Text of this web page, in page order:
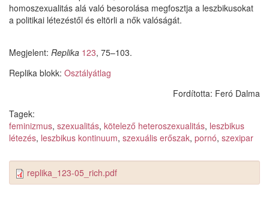
homoszexualitás alá való besorolása megfosztja a leszbikusokat
a politikai létezéstől és eltörli a nők valóságát.
Megjelent: Replika 123, 75–103.
Replika blokk: Osztályátlag
Fordította: Feró Dalma
Tagek:
feminizmus, szexualitás, kötelező heteroszexualitás, leszbikus
létezés, leszbikus kontinuum, szexuális erőszak, pornó, szexipar
replika_123-05_rich.pdf